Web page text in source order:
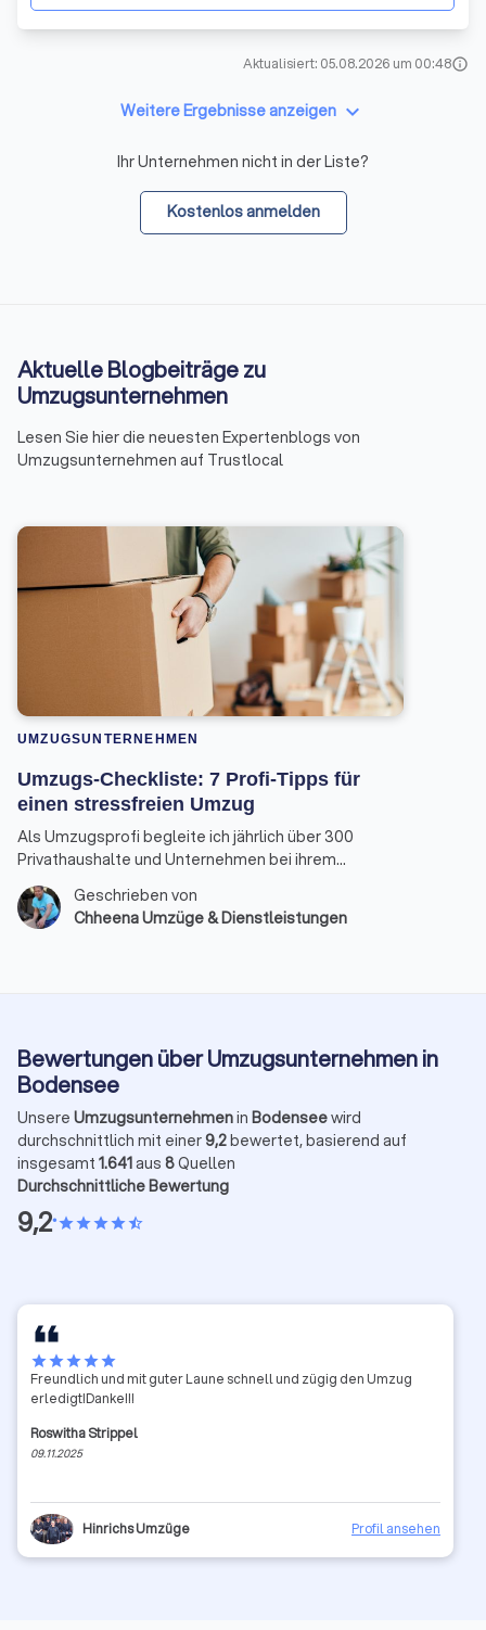
Aktualisiert: 05.08.2026 um 00:48info
Weitere Ergebnisse anzeigen keyboard_arrow_down
Ihr Unternehmen nicht in der Liste?
Kostenlos anmelden
Aktuelle Blogbeiträge zu
Umzugsunternehmen
Lesen Sie hier die neuesten Expertenblogs von
Umzugsunternehmen auf Trustlocal
UMZUGSUNTERNEHMEN
Umzugs-Checkliste: 7 Profi-Tipps für
einen stressfreien Umzug
Als Umzugsprofi begleite ich jährlich über 300
Privathaushalte und Unternehmen bei ihrem
Ortswechsel. Die gute Nachricht: Mit der richtigen
Umzugsplanung kann der Tag nahezu reibungslos
und entspannt ablaufen.
Geschrieben von
Chheena Umzüge & Dienstleistungen
Bewertungen über Umzugsunternehmen in
Bodensee
Unsere Umzugsunternehmenin Bodenseewird
durchschnittlich mit einer9,2bewertet, basierend auf
insgesamt 1.641aus 8Quellen
Durchschnittliche Bewertung
9,2•starstarstarstarstar_half
starstarstarstarstar
Freundlich und mit guter Laune schnell und zügig den Umzug
erledigt!Danke!!!
Roswitha Strippel
09.11.2025
Hinrichs Umzüge Profil ansehen